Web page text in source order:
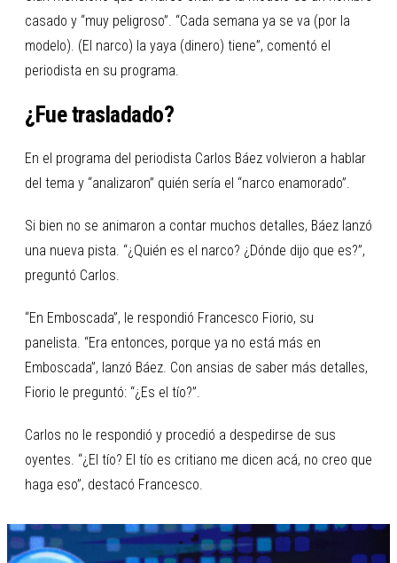
casado y “muy peligroso”. “Cada semana ya se va (por la
modelo). (El narco) la yaya (dinero) tiene”, comentó el
periodista en su programa.
¿Fue trasladado?
En el programa del periodista Carlos Báez volvieron a hablar
del tema y “analizaron” quién sería el “narco enamorado”.
Si bien no se animaron a contar muchos detalles, Báez lanzó
una nueva pista. “¿Quién es el narco? ¿Dónde dijo que es?”,
preguntó Carlos.
“En Emboscada”, le respondió Francesco Fiorio, su
panelista. “Era entonces, porque ya no está más en
Emboscada”, lanzó Báez. Con ansias de saber más detalles,
Fiorio le preguntó: “¿Es el tío?”.
Carlos no le respondió y procedió a despedirse de sus
oyentes. “¿El tío? El tío es critiano me dicen acá, no creo que
haga eso”, destacó Francesco.